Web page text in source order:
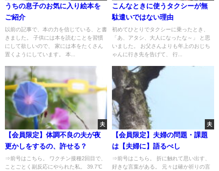
うちの息子のお気に入り絵本を
ご紹介
以前の記事で、本の力を信じている、と書
きました。 子供には本を読むことを習慣
にして欲しいので、 家には本をたくさん
置くようにしています。 本...
こんなときに使うタクシーが無
駄遣いではない理由
初めてひとりでタクシーに乗ったとき、
「あ、アタシ、大人になったな～」 と思
いました。 お父さんよりも年上のおじち
ゃんに行き先を告げて、 行...
夫
【会員限定】体調不良の夫が夜
更かしをするの、許せる？
⇒前号はこちら。 ワクチン接種2回目で、
ことごとく副反応にやられた私。 39.7℃
夫
【会員限定】夫婦の問題・課題
は【夫婦に】語るべし
⇒前号はこちら。 折に触れて思い出す、
好きな言葉がある。 元々は確か祈りの言